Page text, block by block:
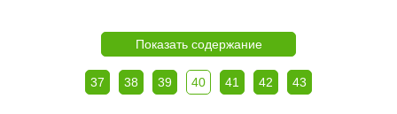
Показать содержание
37 38 39 40 41 42 43